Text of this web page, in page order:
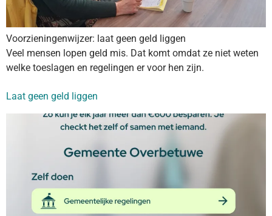
Voorzieningenwijzer: laat geen geld liggen
Veel mensen lopen geld mis. Dat komt omdat ze niet weten
welke toeslagen en regelingen er voor hen zijn.
Laat geen geld liggen